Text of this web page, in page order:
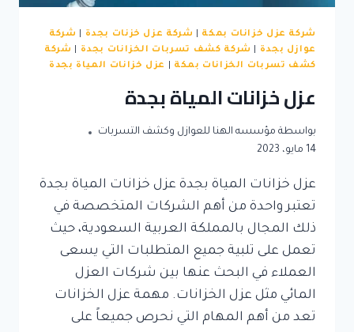
شركة عزل خزانات بمكة شركة عزل خزنات بجدة
شركة
عوازل بجدة
شركة كشف تسربات الخزانات بجدة
شركة
كشف تسربات الخزانات بمكة
عزل خزانات المياة بجدة
عزل خزانات المياة بجدة
بواسطة مؤسسه الهنا للعوازل وكشف التسربات
14 مايو، 2023
عزل خزانات المياة بجدة عزل خزانات المياة بجدة
تعتبر واحدة من أهم الشركات المتخصصة في
ذلك المجال بالمملكة العربية السعودية، حيث
تعمل على تلبية جميع المتطلبات التي يسعى
العملاء في البحث عنها بين شركات العزل
المائي مثل عزل الخزانات. مهمة عزل الخزانات
تعد من أهم المهام التي نحرص جميعاً على